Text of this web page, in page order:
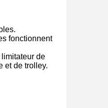
fonctionnent
de
et de trolley.